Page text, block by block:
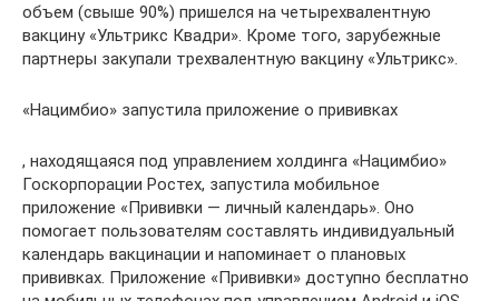
объем (свыше 90%) пришелся на четырехвалентную
вакцину «Ультрикс Квадри». Кроме того, зарубежные
партнеры закупали трехвалентную вакцину «Ультрикс».
«Нацимбио» запустила приложение о прививках
, находящаяся под управлением холдинга «Нацимбио»
Госкорпорации Ростех, запустила мобильное
приложение «Прививки — личный календарь». Оно
помогает пользователям составлять индивидуальный
календарь вакцинации и напоминает о плановых
прививках. Приложение «Прививки» доступно бесплатно